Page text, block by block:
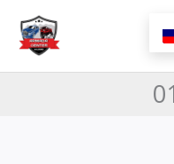
Перейти
содержимому